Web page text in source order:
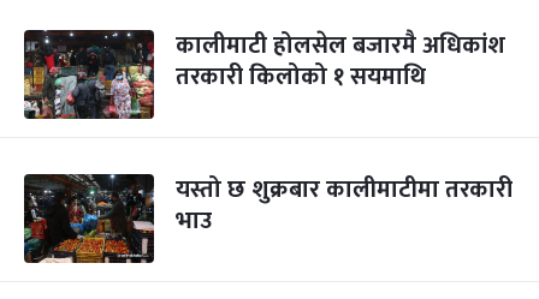
कालीमाटी होलसेल बजारमै अधिकांश
तरकारी किलोको १ सयमाथि
यस्तो छ शुक्रबार कालीमाटीमा तरकारी
भाउ